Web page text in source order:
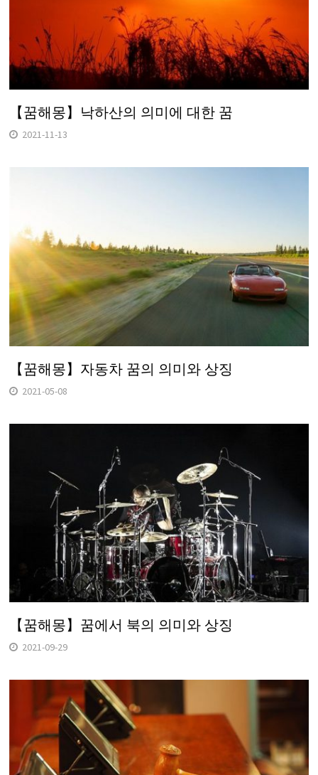
【꿈해몽】낙하산의 의미에 대한 꿈
2021-11-13
【꿈해몽】자동차 꿈의 의미와 상징
2021-05-08
【꿈해몽】꿈에서 북의 의미와 상징
2021-09-29